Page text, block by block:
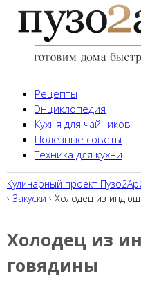
Рецепты
Энциклопедия
Кухня для чайников
Полезные советы
Техника для кухни
Кулинарный проект
› Закуски › Холодец из
Холодец из
говядины